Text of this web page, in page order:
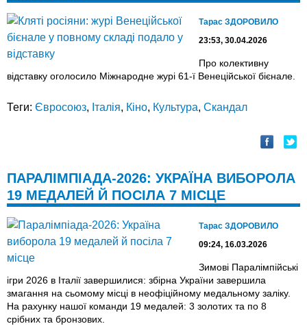
Тарас ЗДОРОВИЛО
23:53, 30.04.2026
Про колективну
відставку оголосило Міжнародне журі 61-ї Венеційської бієнале.
Теги: Євросоюз, Італія, Кіно, Культура, Скандал
ПАРАЛІМПІАДА-2026: УКРАЇНА ВИБОРОЛА
19 МЕДАЛЕЙ Й ПОСІЛА 7 МІСЦЕ
Тарас ЗДОРОВИЛО
09:24, 16.03.2026
Зимові Паралімпійські
ігри 2026 в Італії завершилися: збірна України завершила
змагання на сьомому місці в неофіційному медальному заліку.
На рахунку нашої команди 19 медалей: 3 золотих та по 8
срібних та бронзових.